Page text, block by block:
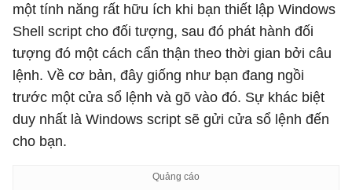
một tính năng rất hữu ích khi bạn thiết lập Windows
Shell script cho đối tượng, sau đó phát hành đối
tượng đó một cách cẩn thận theo thời gian bởi câu
lệnh. Về cơ bản, đây giống như bạn đang ngồi
trước một cửa sổ lệnh và gõ vào đó. Sự khác biệt
duy nhất là Windows script sẽ gửi cửa sổ lệnh đến
cho bạn.